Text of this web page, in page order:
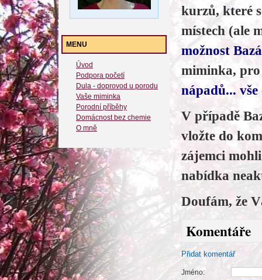
MENU
Úvod
Podpora početí
Dula - doprovod u porodu
Vaše miminka
Porodní příběhy
Domácnost bez chemie
O mně
kurzů, které
místech (ale
možnost
miminka,
nápadů...
V případě
vložte do
zájemci
nabídka
Doufám, že
Komentáře
Přidat komentář
Jméno: